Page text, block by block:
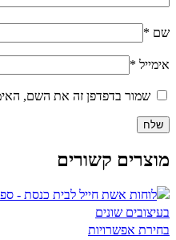
שם *
אימייל *
שמור בדפדפן זה את השם,
מוצרים קשורים
בחירת אפשרויות